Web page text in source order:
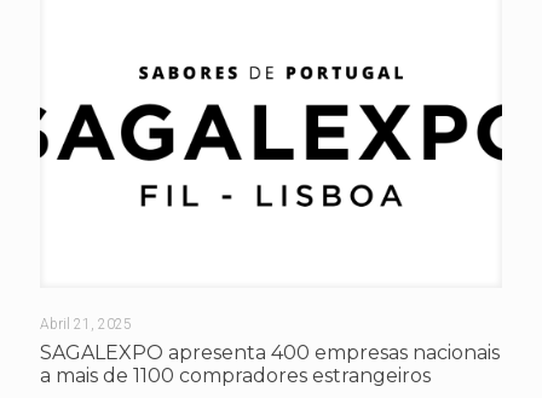
Abril 21, 2025
SAGALEXPO apresenta 400 empresas nacionais
a mais de 1100 compradores estrangeiros